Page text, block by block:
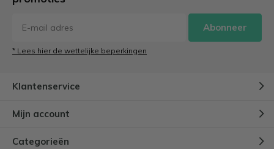
Abonneer
* Lees hier de wettelijke beperkingen
Klantenservice
Mijn account
Categorieën